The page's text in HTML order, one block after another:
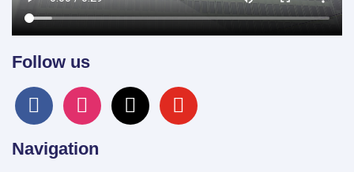
Follow us
facebookinstagram
x youtube
Navigation